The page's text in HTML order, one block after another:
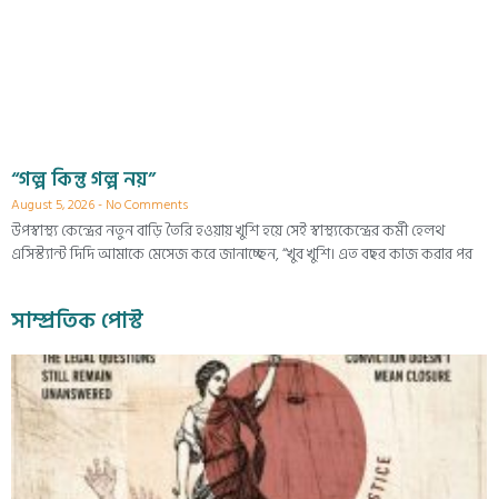
“গল্প কিন্তু গল্প নয়”
August 5, 2026 No Comments
উপস্বাস্থ্য কেন্দ্রের নতুন বাড়ি তৈরি হওয়ায় খুশি হয়ে সেই স্বাস্থ্যকেন্দ্রের কর্মী হেলথ
এসিস্ট্যান্ট দিদি আমাকে মেসেজ করে জানাচ্ছেন, “খুব খুশি। এত বছর কাজ করার পর
সাম্প্রতিক পোস্ট